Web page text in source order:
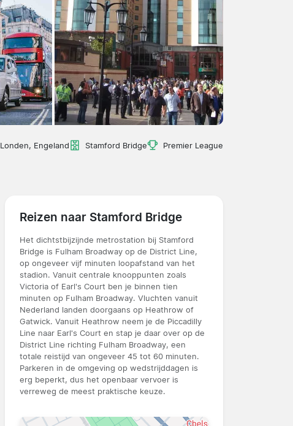
Londen, Engeland Stamford Bridge Premier League
Reizen naar Stamford Bridge
Het dichtstbijzijnde metrostation bij Stamford
Bridge is Fulham Broadway op de District Line,
op ongeveer vijf minuten loopafstand van het
stadion. Vanuit centrale knooppunten zoals
Victoria of Earl's Court ben je binnen tien
minuten op Fulham Broadway. Vluchten vanuit
Nederland landen doorgaans op Heathrow of
Gatwick. Vanuit Heathrow neem je de Piccadilly
Line naar Earl's Court en stap je daar over op de
District Line richting Fulham Broadway, een
totale reistijd van ongeveer 45 tot 60 minuten.
Parkeren in de omgeving op wedstrijddagen is
erg beperkt, dus het openbaar vervoer is
verreweg de meest praktische keuze.